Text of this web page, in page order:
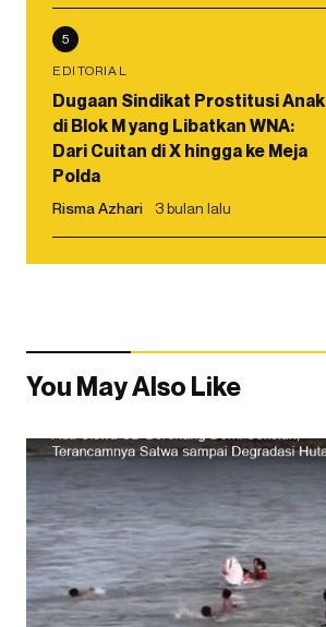
5
EDITORIAL
Dugaan Sindikat Prostitusi Anak
di Blok M yang Libatkan WNA:
Dari Cuitan di X hingga ke Meja
Polda
Risma Azhari 3 bulan lalu
You May Also Like